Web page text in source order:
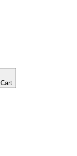
Cart